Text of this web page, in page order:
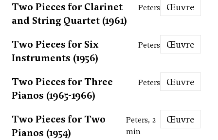
Two Pieces for Clarinet
and String Quartet (1961)
Peters Œuvre
Two Pieces for Six
Instruments (1956)
Peters Œuvre
Two Pieces for Three
Pianos (1965-1966)
Peters Œuvre
Two Pieces for Two
Pianos (1954)
Peters, 2
min
Œuvre